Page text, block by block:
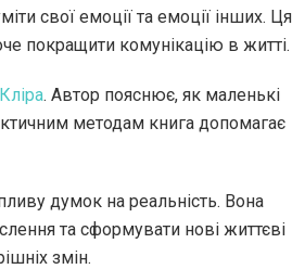
свої емоції та емоції інших. Ця
покращити комунікацію в житті.
. Автор пояснює, як маленькі
методам книга допомагає
думок на реальність. Вона
та сформувати нові життєві
змін.